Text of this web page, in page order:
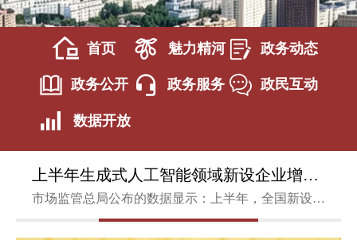
首页 魅力精河 政务动态
政务公开 政务服务 政民互动
数据开放
上半年生成式人工智能领域新设企业增长28.0%
市场监管总局公布的数据显示：上半年，全国新设“8大新兴产业+9大未来产业”相关企业56.1万户，保持稳定增长态势，为推动新质生产力发展注入源头活水。其中，生成式人工智能领域新设企业5.5万户，同比增长28.0%；人形机器人领域新设企业11.6万户，增长9.5%，新产业新赛道加速形成新的经济增长点。服务业相关经营主体亮点突出。服务业新设企业395.7万户，与去年同期持平，为扩内需促消费注入新动能。高技术服务业加速壮大，信息传输...